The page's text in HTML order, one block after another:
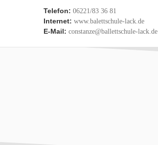
Telefon: 06221/83 36 81
Internet: www.balettschule-lack.de
E-Mail: constanze@ballettschule-lack.de